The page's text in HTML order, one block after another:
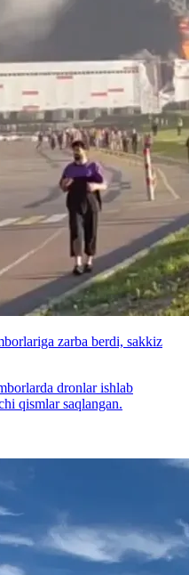
zarba berdi, sakkiz
dronlar ishlab
qismlar saqlangan.